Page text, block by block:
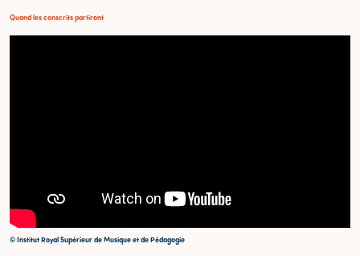
Quand les conscrits partiront
© Institut Royal Supérieur de Musique et de Pédagogie